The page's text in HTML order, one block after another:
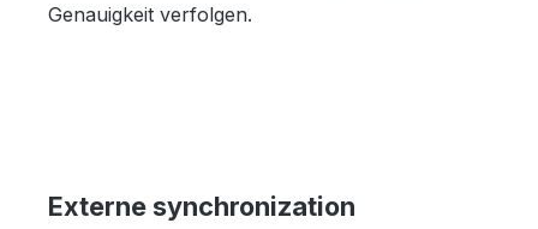
Genauigkeit verfolgen.
Externe synchronization